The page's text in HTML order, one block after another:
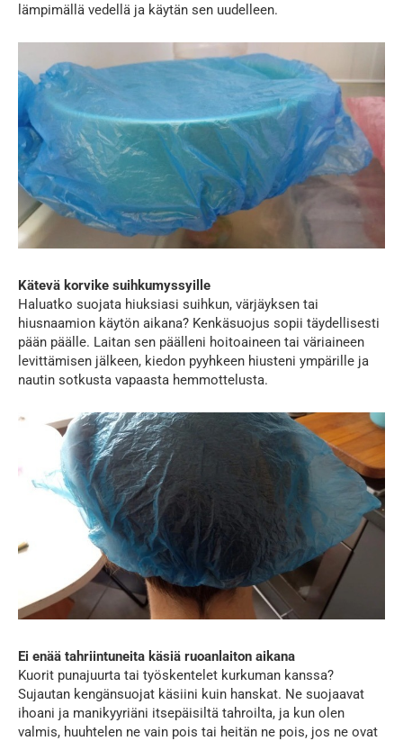
lämpimällä vedellä ja käytän sen uudelleen.
Kätevä korvike suihkumyssyille
Haluatko suojata hiuksiasi suihkun, värjäyksen tai
hiusnaamion käytön aikana? Kenkäsuojus sopii täydellisesti
pään päälle. Laitan sen päälleni hoitoaineen tai väriaineen
levittämisen jälkeen, kiedon pyyhkeen hiusteni ympärille ja
nautin sotkusta vapaasta hemmottelusta.
Ei enää tahriintuneita käsiä ruoanlaiton aikana
Kuorit punajuurta tai työskentelet kurkuman kanssa?
Sujautan kengänsuojat käsiini kuin hanskat. Ne suojaavat
ihoani ja manikyyriäni itsepäisiltä tahroilta, ja kun olen
valmis, huuhtelen ne vain pois tai heitän ne pois, jos ne ovat